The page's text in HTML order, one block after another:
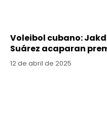
Voleibol cubano:
Suárez acaparan
12 de abril de 2025